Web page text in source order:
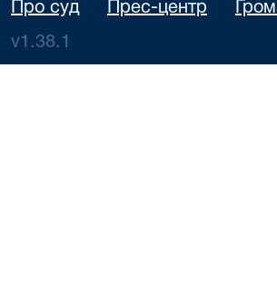
Про суд Прес-центр
v1.38.1